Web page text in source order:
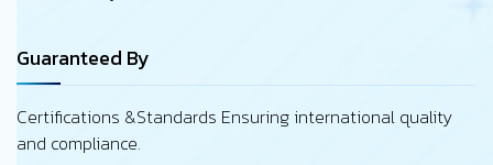
Guaranteed By
Certifications &Standards Ensuring international quality
and compliance.